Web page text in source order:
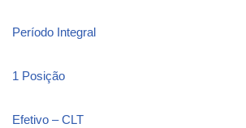
Período Integral
1 Posição
Efetivo – CLT